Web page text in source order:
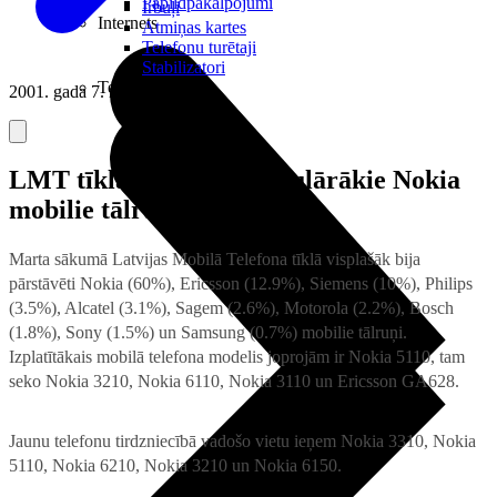
Internets
Irbuļi
Atmiņas kartes
Telefonu turētaji
Stabilizatori
Televizori
2001. gada 7. marts
LMT tīklā joprojām populārākie Nokia
mobilie tālruņi
Marta sākumā Latvijas Mobilā Telefona tīklā visplašāk bija
pārstāvēti Nokia (60%), Ericsson (12.9%), Siemens (10%), Philips
(3.5%), Alcatel (3.1%), Sagem (2.6%), Motorola (2.2%), Bosch
(1.8%), Sony (1.5%) un Samsung (0.7%) mobilie tālruņi.
Izplatītākais mobilā telefona modelis joprojām ir Nokia 5110, tam
seko Nokia 3210, Nokia 6110, Nokia 3110 un Ericsson GA628.
Jaunu telefonu tirdzniecībā vadošo vietu ieņem Nokia 3310, Nokia
5110, Nokia 6210, Nokia 3210 un Nokia 6150.